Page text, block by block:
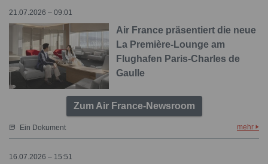
21.07.2026 – 09:01
Air France präsentiert die neue
La Première-Lounge am
Flughafen Paris-Charles de
Gaulle
Zum Air France-Newsroom
Ein Dokument mehr
16.07.2026 – 15:51